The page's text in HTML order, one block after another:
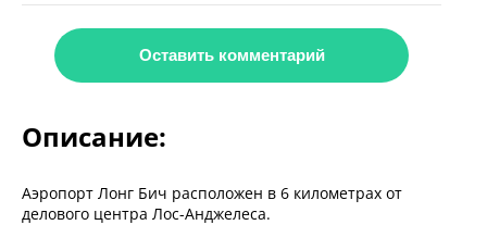
Оставить комментарий
Описание:
Аэропорт Лонг Бич расположен в 6 километрах от
делового центра Лос-Анджелеса.